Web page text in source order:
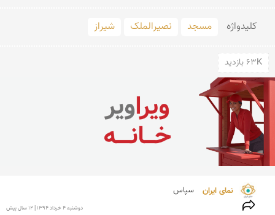
کلید‌واژه مسجد نصیرالملک شیراز
63K بازدید
نمای ایران سپاس
دوشنبه 4 خرداد 1394 | 12 سال پیش